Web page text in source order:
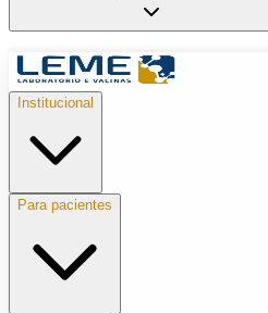
Institucional
Para pacientes